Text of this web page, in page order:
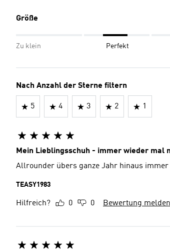
Größe
Zu klein Perfekt
Nach Anzahl der Sterne filtern
5 4 3 2 1
Mein Lieblingsschuh - immer wieder mal
Allrounder übers ganze Jahr hinaus
TEASY1983
Hilfreich? 0 0 Bewertung melden